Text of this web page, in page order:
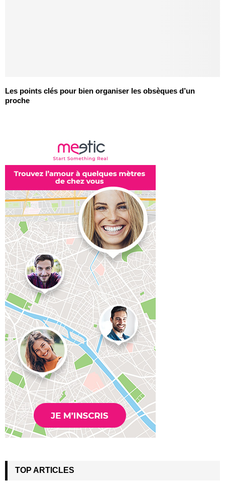
Les points clés pour bien organiser les obsèques d’un
proche
TOP ARTICLES